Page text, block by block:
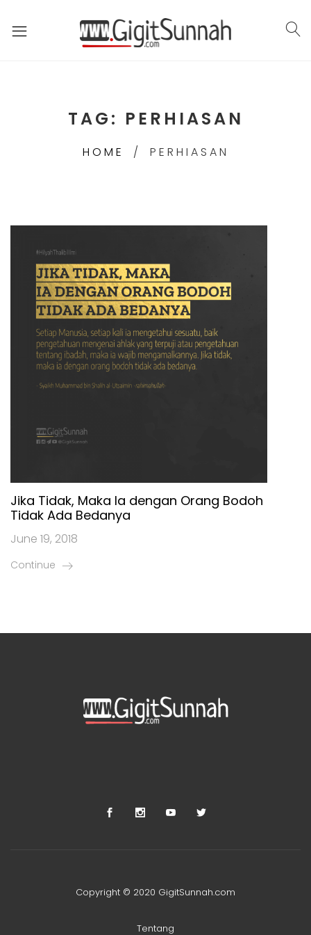
TAG: PERHIASAN
HOME PERHIASAN
Jika Tidak, Maka Ia dengan Orang Bodoh
Tidak Ada Bedanya
June 19, 2018
Continue
Copyright © 2020 GigitSunnah.com
Tentang